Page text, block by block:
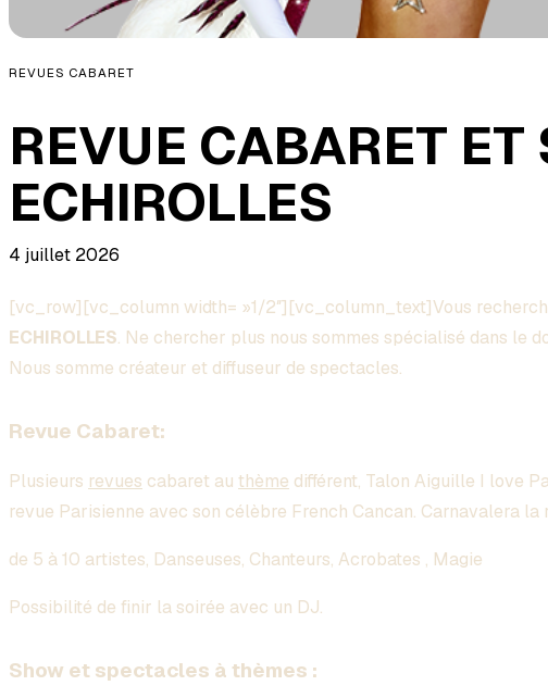
REVUES CABARET
REVUE CABARET ET
ECHIROLLES
4 juillet 2026
[vc_row][vc_column width= »1/2″][vc_column_text]Vous
ECHIROLLES. Ne chercher plus nous sommes spécialisé dans le
Nous somme créateur et diffuseur de spectacles.
Revue Cabaret:
Plusieurs revues cabaret au thème différent, Talon Aiguille I love
revue Parisienne avec son célèbre French Cancan. Carnavalera
de 5 à 10 artistes, Danseuses, Chanteurs, Acrobates , Magie
Possibilité de finir la soirée avec un DJ.
Show et spectacles à thèmes :